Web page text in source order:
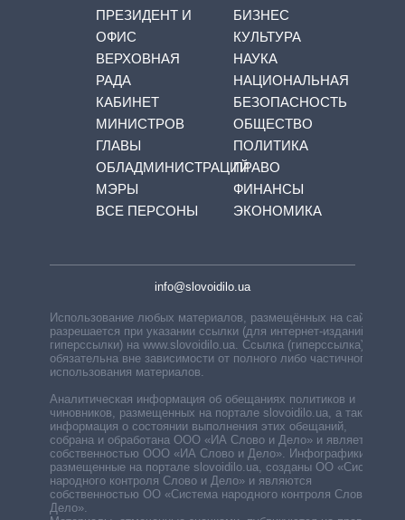
ПРЕЗИДЕНТ И
ОФИС
ВЕРХОВНАЯ
РАДА
КАБИНЕТ
МИНИСТРОВ
ГЛАВЫ
ОБЛАДМИНИСТРАЦИЙ
МЭРЫ
ВСЕ ПЕРСОНЫ
БИЗНЕС
КУЛЬТУРА
НАУКА
НАЦИОНАЛЬНАЯ
БЕЗОПАСНОСТЬ
ОБЩЕСТВО
ПОЛИТИКА
ПРАВО
ФИНАНСЫ
ЭКОНОМИКА
info@slovoidilo.ua
Использование любых материалов, размещённых на сайте,
разрешается при указании ссылки (для интернет-изданий —
гиперссылки) на www.slovoidilo.ua. Ссылка (гиперссылка)
обязательна вне зависимости от полного либо частичного
использования материалов.
Аналитическая информация об обещаниях политиков и
чиновников, размещенных на портале slovoidilo.ua, а также
информация о состоянии выполнения этих обещаний,
собрана и обработана ООО «ИА Слово и Дело» и является
собственностью ООО «ИА Слово и Дело». Инфографики,
размещенные на портале slovoidilo.ua, созданы ОО «Система
народного контроля Слово и Дело» и являются
собственностью ОО «Система народного контроля Слово и
Дело».